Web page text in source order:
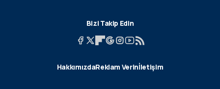
Bizi Takip Edin
HakkımızdaReklam Verinİletişim